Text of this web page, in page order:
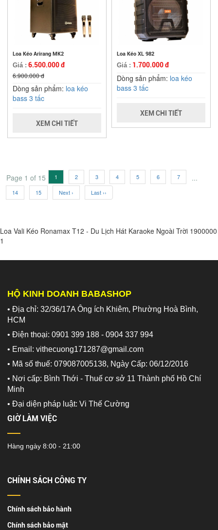
Loa Kéo Arirang MK2
Giá : 6.500.000 đ
6.900.000 đ
Dòng sản phẩm: loa kéo
bass 3 tấc
XEM CHI TIẾT
Loa Kéo XL 982
Giá : 1.700.000 đ
Dòng sản phẩm: loa kéo
bass 3 tấc
XEM CHI TIẾT
Page 1 of 15 1 2 3 4 5 6 7 ...
14 15 Next › Last ››
Loa Vali Kéo Ronamax T12 - Du Lịch Hát Karaoke Ngoài Trời 1900000
1
HỘ KINH DOANH BABASHOP
• Địa chỉ: 32/36/17A Ông ích Khiêm, Phường Hoà Bình,
HCM
• Điện thoại: 0901 399 188 - 0904 337 994
• Email: vithecuong171287@gmail.com
• Mã số thuế: 079087005138, Ngày Cấp: 06/12/2016
• Nơi cấp: Bình Thới - Thuế cơ sở 11 Thành phố Hồ Chí
Minh
• Đại diện pháp luật: Vi Thế Cường
GIỜ LÀM VIỆC
Hàng ngày 8:00 - 21:00
CHÍNH SÁCH CÔNG TY
Chính sách bảo hành
Chính sách bảo mật